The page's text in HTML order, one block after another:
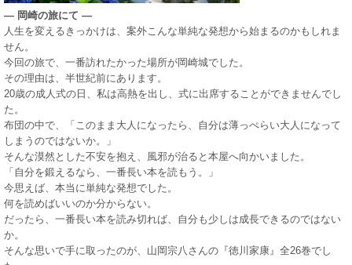
― 岡崎の旅にて ―
人生を変えるきっかけは、案外こんな単純な発想から始まるのかもしれま
せん。
今回の旅で、一番訪れたかった場所が岡崎城でした。
その理由は、半世紀前にあります。
20歳の成人式の日、私は高熱を出し、式に出席することができませんでし
た。
布団の中で、「このまま大人になったら、自分は薄っぺらい大人になって
しまうのではないか。」
そんな漠然とした不安を抱え、風邪が治ると本屋へ向かいました。
「自分を鍛えるなら、一番長い本を読もう。」
今思えば、本当に単純な発想でした。
何を読めばいいのか分からない。
だったら、一番長い本を読み切れば、自分も少しは成長できるのではない
か。
そんな思いで手に取ったのが、山岡宗八さんの『徳川家康』全26巻でし